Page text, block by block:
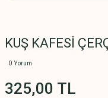
KUŞ KAFESİ
0 Yorum
325,00 TL